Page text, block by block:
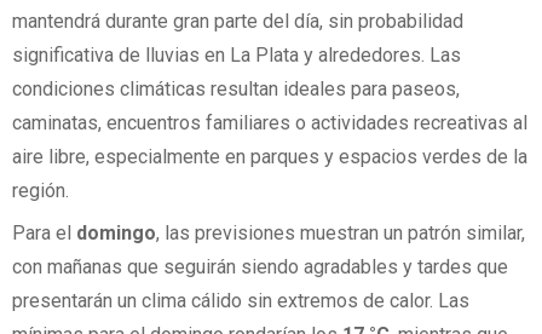
mantendrá durante gran parte del día, sin probabilidad
significativa de lluvias en La Plata y alrededores. Las
condiciones climáticas resultan ideales para paseos,
caminatas, encuentros familiares o actividades recreativas al
aire libre, especialmente en parques y espacios verdes de la
región.
Para el domingo, las previsiones muestran un patrón similar,
con mañanas que seguirán siendo agradables y tardes que
presentarán un clima cálido sin extremos de calor. Las